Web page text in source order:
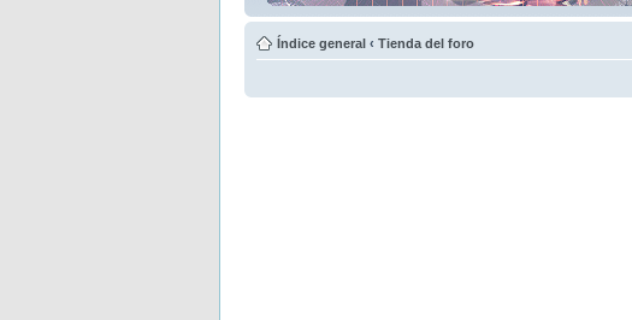
Índice general ‹ Tienda del foro